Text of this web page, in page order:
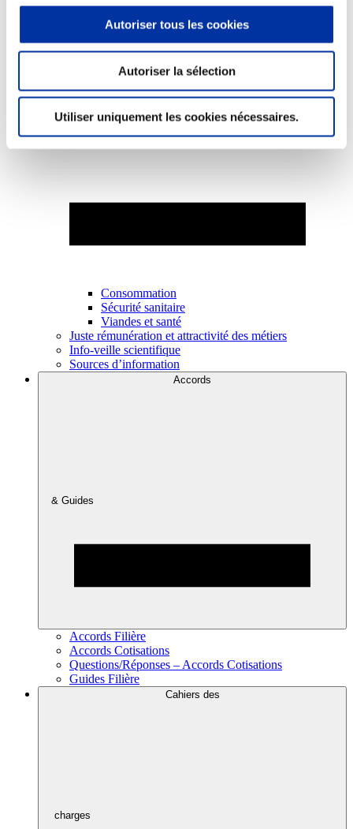
Autoriser tous les cookies
Autoriser la sélection
Utiliser uniquement les cookies nécessaires.
Abattoir
Partenaire Climat
Consommation
Sécurité sanitaire
Viandes et santé
Juste rémunération et attractivité des métiers
Info-veille scientifique
Sources d’information
Accords
& Guides
Accords Filière
Accords Cotisations
Questions/Réponses – Accords Cotisations
Guides Filière
Cahiers des
charges